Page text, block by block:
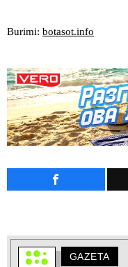
Burimi: botasot.info
GAZETA